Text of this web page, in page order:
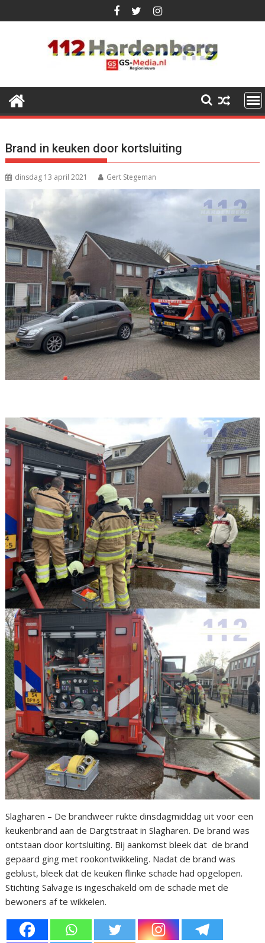
naar
Brand in keuken door kortsluiting
dinsdag 13 april 2021 Gert Stegeman
Slagharen – De brandweer rukte dinsdagmiddag uit voor een
keukenbrand aan de Dargtstraat in Slagharen. De brand was
ontstaan door kortsluiting. Bij aankomst bleek dat de brand
gepaard ging met rookontwikkeling. Nadat de brand was
geblust, bleek dat de keuken flinke schade had opgelopen.
Stichting Salvage is ingeschakeld om de schade met de
bewoners af te wikkelen.